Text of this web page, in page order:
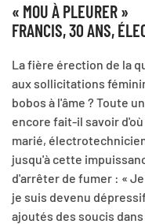
« MOU À PLEURER »
FRANCIS, 30 ANS,
La fière érection de la
aux sollicitations
bobos à l'âme ? Toute
encore fait-il savoir
marié,
jusqu'à cette
d'arrêter de fumer : «
je suis devenu
ajoutés des soucis